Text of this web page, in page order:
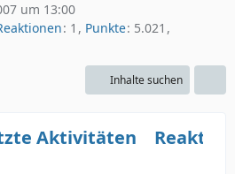
um 13:00
1 Punkte 5.021
Inhalte suchen
Aktivitäten